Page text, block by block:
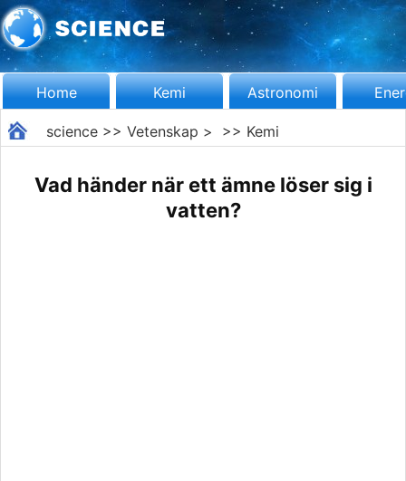
Home Kemi Astronomi
science>> Vetenskap > >> Kemi
Vad händer när ett ämne löser sig i
vatten?